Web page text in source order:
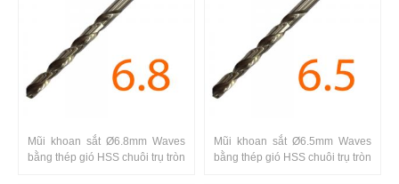
Mũi khoan sắt Ø6.8mm Waves
bằng thép gió HSS chuôi trụ tròn
Mũi khoan sắt Ø6.5mm Waves
bằng thép gió HSS chuôi trụ tròn